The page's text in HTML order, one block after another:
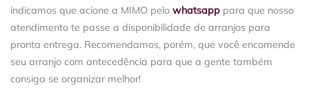
indicamos que acione a MIMO pelo whatsapp para que nosso
atendimento te passe a disponibilidade de arranjos para
pronta entrega. Recomendamos, porém, que você encomende
seu arranjo com antecedência para que a gente também
consiga se organizar melhor!